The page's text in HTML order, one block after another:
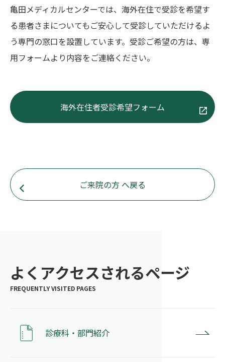
亀田メディカルセンターでは、海外在住で受診を希望す
る患者さまについてもご安心して受診していただけるよ
う専門の窓口を設置しています。受診ご希望の方は、専
用フォームより内容をご連絡ください。
海外在住者受診希望フォーム
ご来院の方 へ戻る
よくアクセスされるページ
診療科・部門紹介